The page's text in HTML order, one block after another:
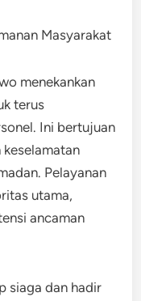
menekankan
terus
Ini bertujuan
keselamatan
Pelayanan
utama,
ancaman
siaga dan hadir